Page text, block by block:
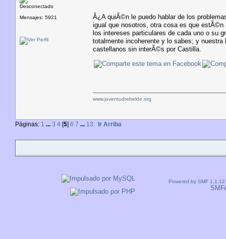
Desconectado
Mensajes: 5921
Â¿A quiÃ©n le puedo hablar de los
igual que nosotros, otra cosa es que
los intereses particulares de cada uno o su
totalmente incoherente y lo sabes; y
castellanos sin interÃ©s por Castilla.
www.juventudrebelde.org
Páginas: 1 ... 3 4 [5] 6 7 ... 13 Ir Arriba
Powered by SMF 1.1.12